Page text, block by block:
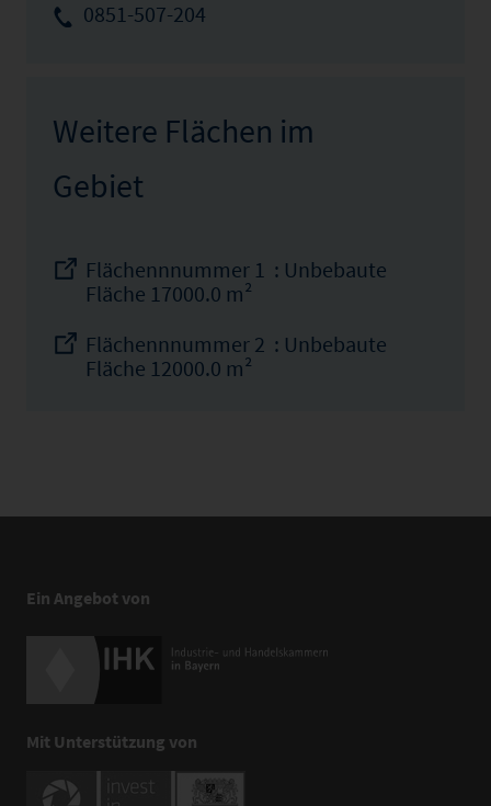
0851-507-204
Weitere Flächen im
Gebiet
Flächennnummer 1 : Unbebaute
Fläche 17000.0 m²
Flächennnummer 2 : Unbebaute
Fläche 12000.0 m²
Ein Angebot von
Mit Unterstützung von